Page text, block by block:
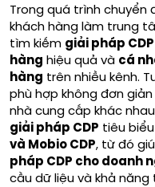
Trong quá trình chuyển
khách hàng làm trung
tìm kiếm giải pháp CDP
hàng hiệu quả và cá
hàng trên nhiều kênh.
phù hợp không đơn
nhà cung cấp khác
giải pháp CDP tiêu
và Mobio CDP, từ đó
pháp CDP cho doanh
cầu dữ liệu và khả